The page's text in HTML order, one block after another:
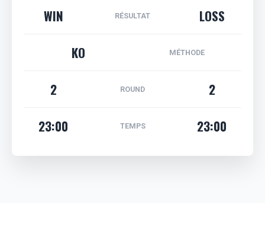
WIN RÉSULTAT
LOSS
KO
MÉTHODE
2 ROUND
2
23:00
TEMPS 23:00